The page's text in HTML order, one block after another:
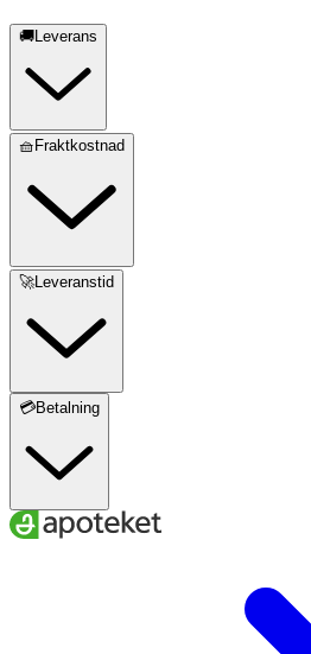
🚚Leverans
🧺Fraktkostnad
🚀Leveranstid
💳Betalning